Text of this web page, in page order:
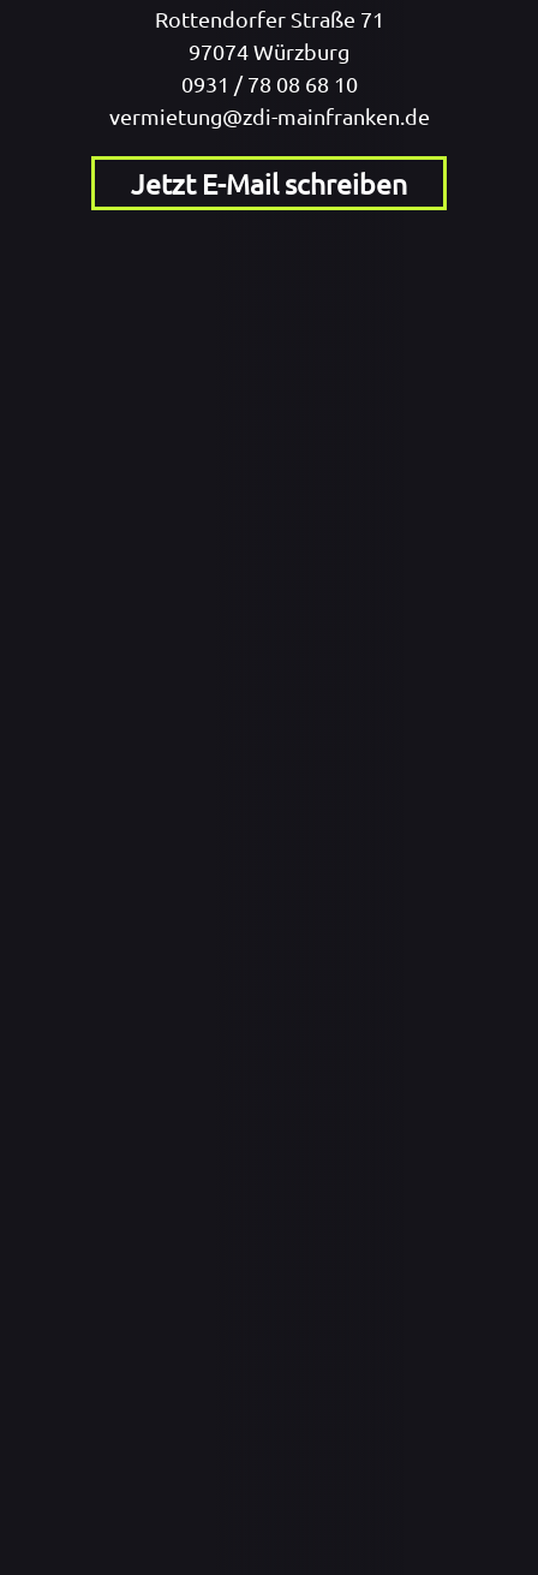
Rottendorfer Straße 71
97074 Würzburg
0931 / 78 08 68 10
vermietung@zdi-mainfranken.de
Jetzt E-Mail schreiben